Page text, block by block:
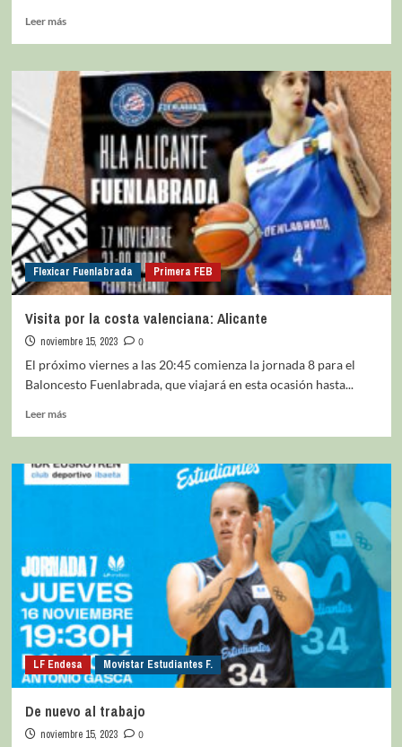
Leer más
Flexicar Fuenlabrada Primera FEB
Visita por la costa valenciana: Alicante
noviembre 15, 2023
0
El próximo viernes a las 20:45 comienza la jornada 8 para el
Baloncesto Fuenlabrada, que viajará en esta ocasión hasta...
Leer más
LF Endesa Movistar Estudiantes F.
De nuevo al trabajo
noviembre 15, 2023
0